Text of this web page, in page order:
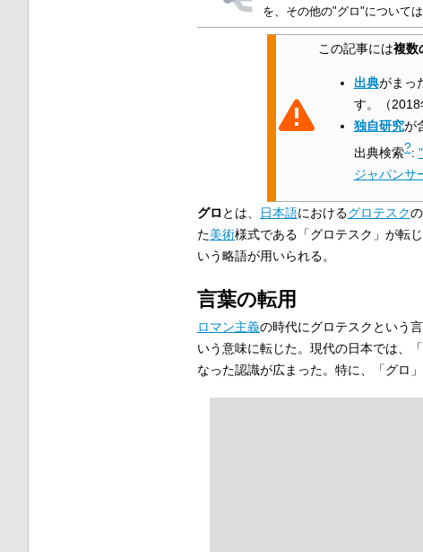
を、その他の"グロ"については
この記事には複数
出典がまっ
す。
（2018
独自研究が
出典検索?:
ジャパンサ
グロ とは、 日本語におけるグロテスクの
た美術様式である「グロテスク」が転
いう略語が用いられる。
言葉の転用
ロマン主義の時代にグロテスクという
いう意味に転じた。現代の日本では、
なった認識が広まった。特に、「グロ